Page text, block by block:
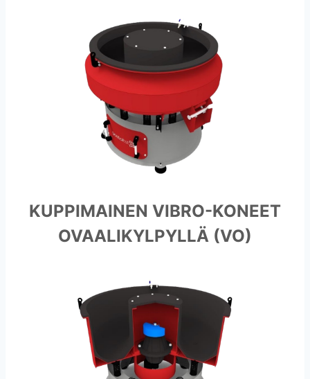
KUPPIMAINEN VIBRO-KONEET
OVAALIKYLPYLLÄ (VO)